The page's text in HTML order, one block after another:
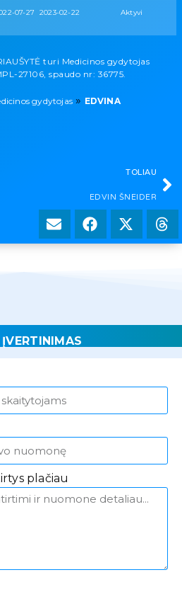
07-27 2023-02-22 Aktyvi
turi Medicinos gydytojas
27106, spaudo nr: 36775.
gydytojas » EDVINA
TOLIAU
EDVIN ŠNEIDER
plačiau